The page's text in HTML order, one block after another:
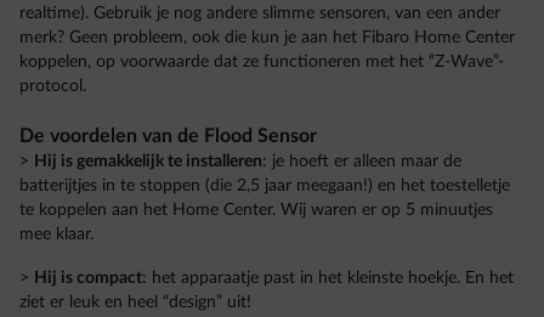
realtime). Gebruik je nog andere slimme sensoren, van een ander
merk? Geen probleem, ook die kun je aan het Fibaro Home Center
koppelen, op voorwaarde dat ze functioneren met het “Z-Wave”-
protocol.
De voordelen van de Flood Sensor
> Hij is gemakkelijk te installeren: je hoeft er alleen maar de
batterijtjes in te stoppen (die 2,5 jaar meegaan!) en het toestelletje
te koppelen aan het Home Center. Wij waren er op 5 minuutjes
mee klaar.
> Hij is compact: het apparaatje past in het kleinste hoekje. En het
ziet er leuk en heel “design” uit!